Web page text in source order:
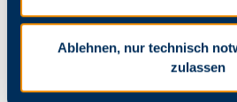
Ablehnen, nur technisch
zulassen
Tel. 07641 9201-114
Datenschutzbeauftragter@arz-